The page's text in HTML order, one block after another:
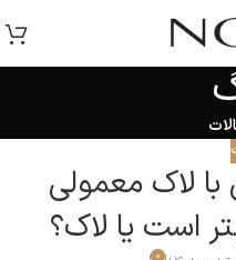
لاک معمولی
است یا لاک؟
0